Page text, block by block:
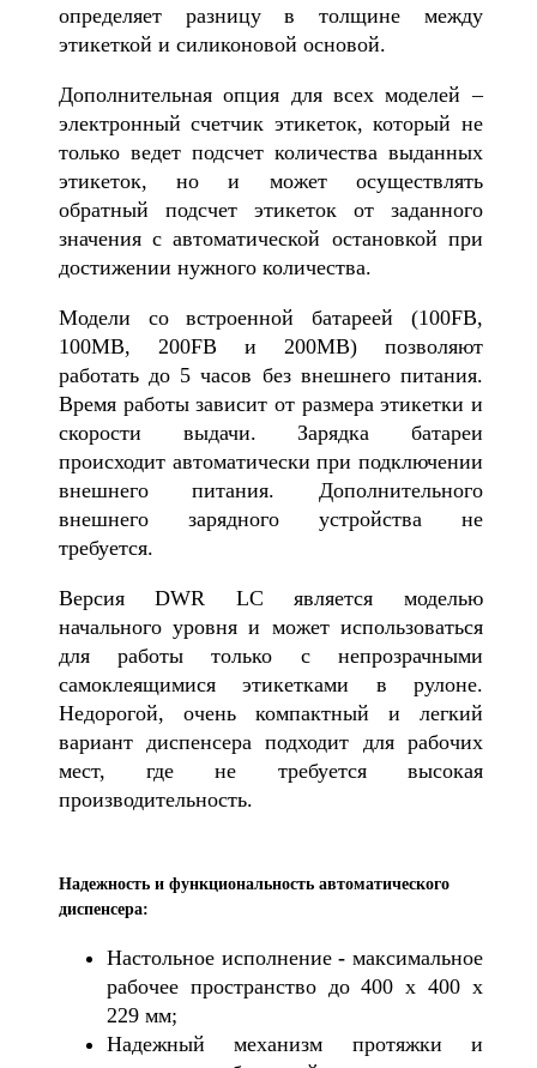
определяет разницу в толщине между
этикеткой и силиконовой основой.
Дополнительная опция для всех моделей –
электронный счетчик этикеток, который не
только ведет подсчет количества выданных
этикеток, но и может осуществлять
обратный подсчет этикеток от заданного
значения с автоматической остановкой при
достижении нужного количества.
Модели со встроенной батареей (100FB,
100MB, 200FB и 200MB) позволяют
работать до 5 часов без внешнего питания.
Время работы зависит от размера этикетки и
скорости выдачи. Зарядка батареи
происходит автоматически при подключении
внешнего питания. Дополнительного
внешнего зарядного устройства не
требуется.
Версия DWR LC является моделью
начального уровня и может использоваться
для работы только с непрозрачными
самоклеящимися этикетками в рулоне.
Недорогой, очень компактный и легкий
вариант диспенсера подходит для рабочих
мест, где не требуется высокая
производительность.
Надежность и функциональность автоматического
диспенсера:
Настольное исполнение- максимальное
рабочее пространство до 400 х 400 х
229 мм;
Надежный механизм протяжки
и